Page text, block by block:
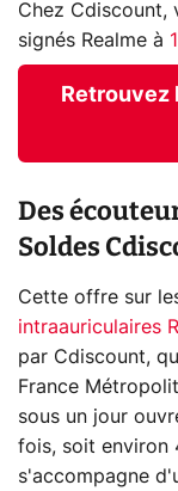
Chez Cdiscount,
signés Realme à
Retrouvez
Des
Soldes
Cette offre sur
intraauriculaires
par Cdiscount,
France
sous un jour
fois, soit environ
s'accompagne